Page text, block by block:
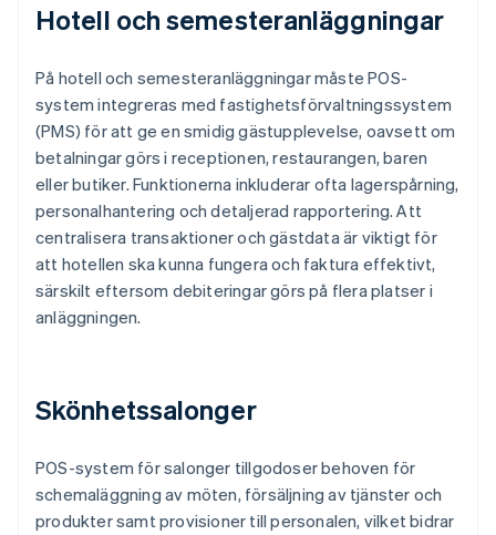
Hotell och semesteranläggningar
På hotell och semesteranläggningar måste POS-
system integreras med fastighetsförvaltningssystem
(PMS) för att ge en smidig gästupplevelse, oavsett om
betalningar görs i receptionen, restaurangen, baren
eller butiker. Funktionerna inkluderar ofta lagerspårning,
personalhantering och detaljerad rapportering. Att
centralisera transaktioner och gästdata är viktigt för
att hotellen ska kunna fungera och faktura effektivt,
särskilt eftersom debiteringar görs på flera platser i
anläggningen.
Skönhetssalonger
POS-system för salonger tillgodoser behoven för
schemaläggning av möten, försäljning av tjänster och
produkter samt provisioner till personalen, vilket bidrar